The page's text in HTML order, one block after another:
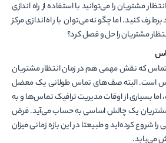
مشتریان را می‌توانید با استفاده از راه اندازی
کنید. اما چگونه می‌توان با راه اندازی مرکز
مشتریان را حل و فصل کرد؟
تماس که نقش مهمی هم در زمان انتظار مشتریان
است. البته صف‌های تماس طولانی یک معضل
بسیاری از اوقات مدیریت ترافیک تماس‌ها و به
مشتریان یک چالش اساسی به حساب می‌آید. فرض
شروع کرده‌اید و طبیعتا در این بازه زمانی میزان
می‌یابد.